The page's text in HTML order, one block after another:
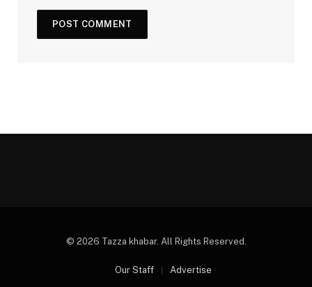
© 2026 Tazza khabar. All Rights Reserved.
Our Staff Advertise